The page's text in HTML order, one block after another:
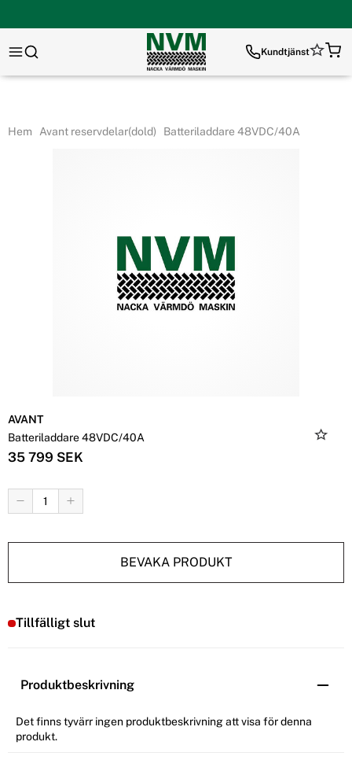
Kundtjänst
Hem Avant reservdelar(dold) Batteriladdare 48VDC/40A
AVANT
Batteriladdare 48VDC/40A
35 799 SEK
BEVAKA PRODUKT
Tillfälligt slut
Produktbeskrivning
Det finns tyvärr ingen produktbeskrivning att visa för denna
produkt.